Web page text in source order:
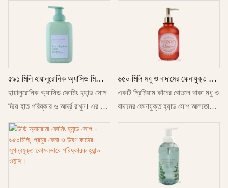
৫৯১ মিলি হায়ালুরোনিক অ্যাসিড মিশ্রিত
ফোমিং হ্যান্ড সোপ – নরম ও পরিষ্কার
হাতের জন্য আর্দ্রতাদায়ক ও কোমল
হায়ালুরোনিক অ্যাসিড ফোমিং হ্যান্ড সোপ
দিয়ে হাত পরিষ্কার ও আর্দ্র রাখুন। এর ঘন
ফেনা সৃষ্টিকারী ফর্মুলা আলতোভাবে ময়লা
দূর করার পাশাপাশি হাতকে নরম, মসৃণ ও
আর্দ্র রাখতে সাহায্য করে।
৬৫০ মিলি মধু ও বাদামের ফেনাযুক্ত হাত
ধোয়ার সাবান - মার্জিত কাঁচের বোতলে
কোমলভাবে পরিষ্কারক ও ময়েশ্চারাইজিং
একটি প্রিমিয়াম কাঁচের বোতলে থাকা মধু ও
বাদামের ফেনাযুক্ত হ্যান্ড সোপ আলতোভাবে
হাত পরিষ্কার করে, আর্দ্রতা জোগায় এবং
একটি উষ্ণ, আরামদায়ক সুগন্ধের সাথে
হাতকে নরম করে তোলে।